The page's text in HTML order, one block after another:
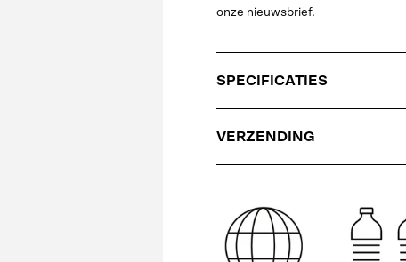
onze nieuwsbrief.
SPECIFICATIES
VERZENDING